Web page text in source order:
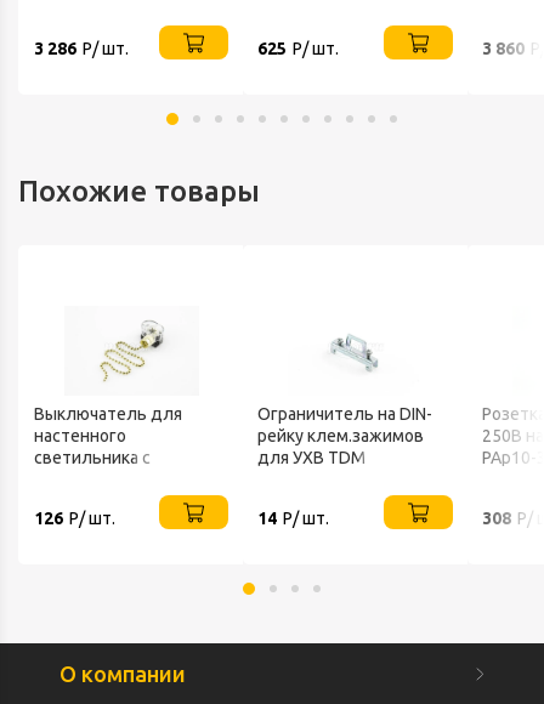
3 286 Р/ шт. 625 Р/ шт.
3 860
Похожие товары
Выключатель для
настенного
светильника с
126 Р/ шт.
Ограничитель на DIN-
рейку клем.зажимов
для УХВ TDM
14 Р/ шт.
250В
РАр10-
308 Р/
О компании